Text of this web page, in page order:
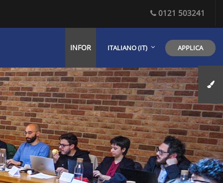
0121 503241
INFOR ITALIANO ‎(IT)‎ APPLICA